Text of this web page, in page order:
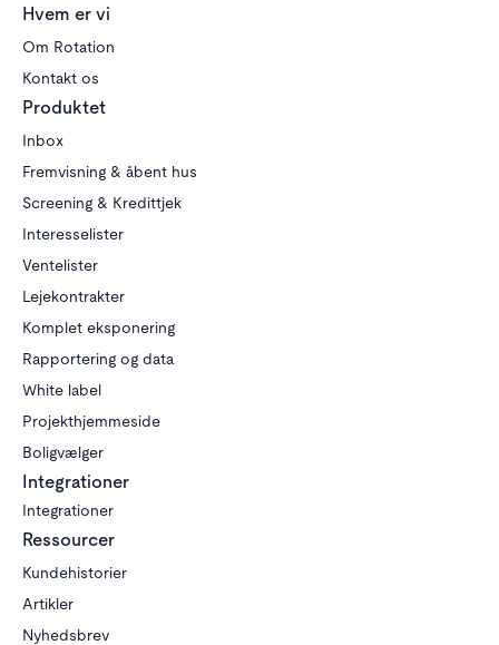
Hvem er vi
Om Rotation
Kontakt os
Produktet
Inbox
Fremvisning & åbent hus
Screening & Kredittjek
Interesselister
Ventelister
Lejekontrakter
Komplet eksponering
Rapportering og data
White label
Projekthjemmeside
Boligvælger
Integrationer
Integrationer
Ressourcer
Kundehistorier
Artikler
Nyhedsbrev